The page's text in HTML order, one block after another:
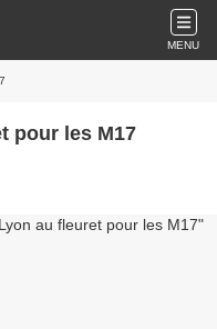
MENU
pour les M17